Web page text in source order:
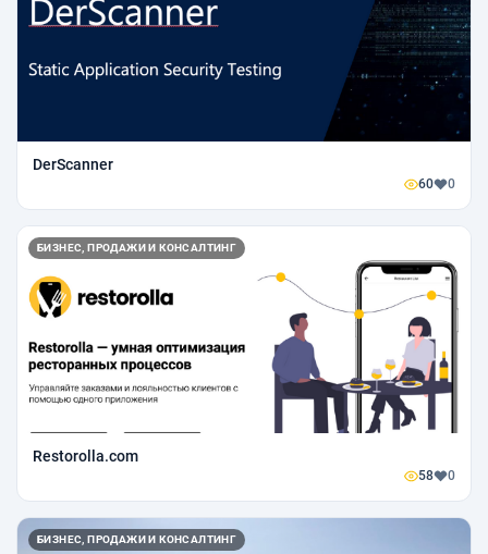
DerScanner
60 0
БИЗНЕС, ПРОДАЖИ И КОНСАЛТИНГ
Restorolla.com
58 0
БИЗНЕС, ПРОДАЖИ И КОНСАЛТИНГ